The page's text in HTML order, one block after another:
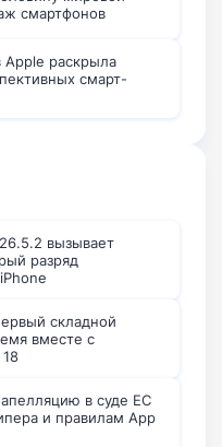
смартфонов
Apple раскрыла
смарт-
вызывает
разряд
складной
вместе с
в суде ЕС
и правилам App